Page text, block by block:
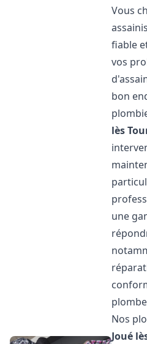
Vous
fiable
vos
bon
lès
une
Nos
Joué